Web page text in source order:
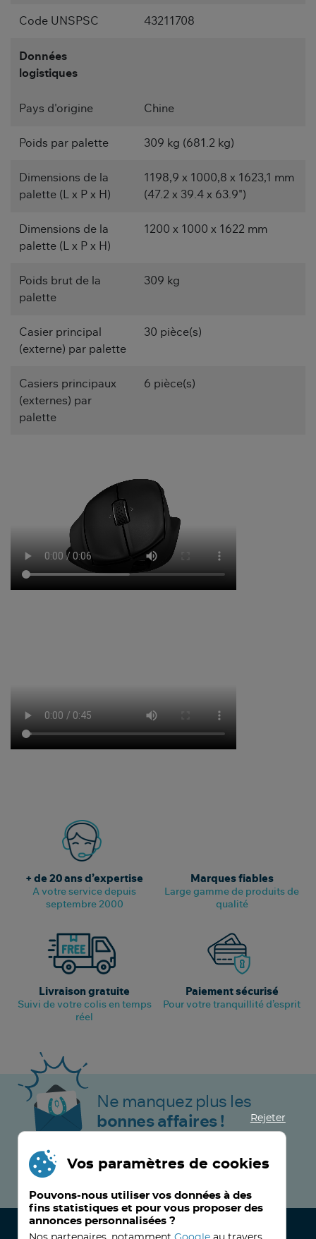
Code UNSPSC 43211708
Données
logistiques
Pays d'origine Chine
Poids par palette 309 kg (681.2 kg)
Dimensions de la
palette (L x P x H)
1198,9 x 1000,8 x 1623,1 mm
(47.2 x 39.4 x 63.9")
Dimensions de la
palette (L x P x H)
1200 x 1000 x 1622 mm
Poids brut de la
palette
309 kg
Casier principal
(externe) par palette
30 pièce(s)
Casiers principaux
(externes) par
palette
6 pièce(s)
+ de 20 ans d’expertise
A votre service depuis
septembre 2000
Marques fiables
Large gamme de produits de
qualité
Livraison gratuite
Suivi de votre colis en temps
réel
Paiement sécurisé
Pour votre tranquillité d’esprit
Ne manquez plus les
bonnes affaires !
JE M’INSCRIS MAINTENANT !
Rejeter
Vos paramètres de cookies
Pouvons-nous utiliser vos données à des
fins statistiques et pour vous proposer des
annonces personnalisées ?